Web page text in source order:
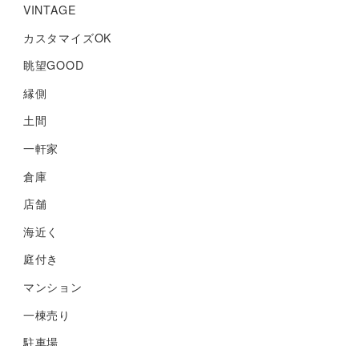
VINTAGE
カスタマイズOK
眺望GOOD
縁側
土間
一軒家
倉庫
店舗
海近く
庭付き
マンション
一棟売り
駐車場